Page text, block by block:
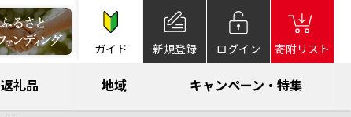
ガイド 新規登録 ログイン 寄附リスト
返礼品 地域 キャンペーン・特集